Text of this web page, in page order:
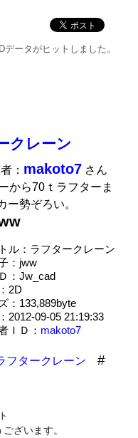
データがヒットしました。
クレーン
： makoto7 さん
から70ｔラフターま
ー勢ぞろい。
ル：ラフタークレーン
：jww
：Jw_cad
2D
：133,889byte
2012-09-05 21:19:33
ＩＤ： makoto7
フタークレーン
ざいます。